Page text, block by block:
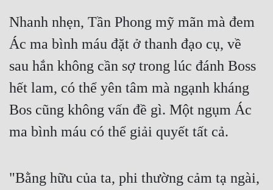
Cổ Tiên Hiệp
Cổ Đại
Du Hí
Gia Đấu
Nhanh nhẹn, Tần Phong mỹ mãn mà đem
Ác ma bình máu đặt ở thanh đạo cụ, về
sau hắn không cần sợ trong lúc đánh Boss
hết lam, có thể yên tâm mà ngạnh kháng
Bos cũng không vấn đề gì. Một ngụm Ác
ma bình máu có thể giải quyết tất cả.
"Bằng hữu của ta, phi thường cảm tạ ngài,